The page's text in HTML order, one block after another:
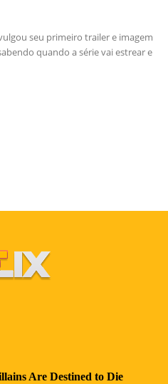
seu primeiro trailer e imagem
quando a série vai estrear e
Are Destined to Die